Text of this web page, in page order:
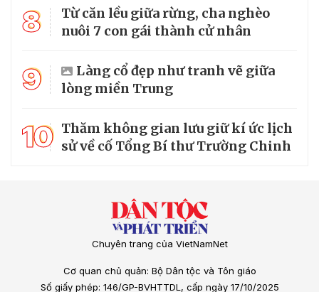
8
Từ căn lều giữa rừng, cha nghèo
nuôi 7 con gái thành cử nhân
9
Làng cổ đẹp như tranh vẽ giữa
lòng miền Trung
10 Thăm không gian lưu giữ kí ức lịch
sử về cố Tổng Bí thư Trường Chinh
Chuyên trang của VietNamNet
Cơ quan chủ quản: Bộ Dân tộc và Tôn giáo
Số giấy phép: 146/GP-BVHTTDL, cấp ngày 17/10/2025